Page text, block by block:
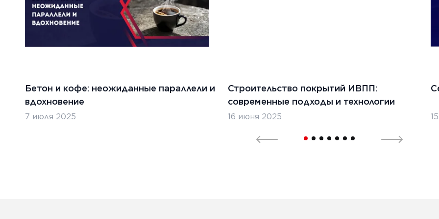
ЧИТАТЬ
Американское
в аренду от «МИРАСТРОЙ»
Преимущества аренды спецтехники
перед покупкой
Бетон и кофе: неожиданные параллели и
вдохновение
7 июля 2025
Строительство покрытий ИВПП:
современные подходы и технологии
16 июня 2025